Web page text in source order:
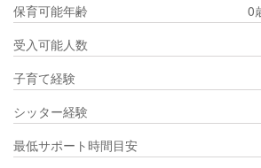
保育可能年齢
0
受入可能人数
子育て経験
シッター経験
最低サポート時間目安